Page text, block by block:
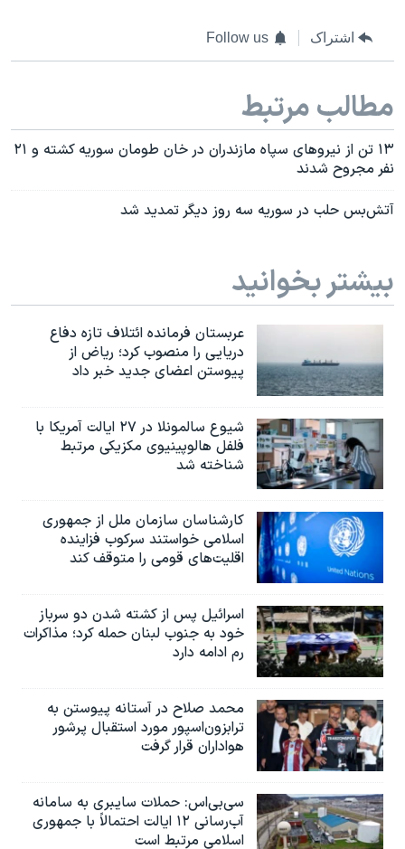
اشتراک Follow us
مطالب مرتبط
۱۳ تن از نیروهای سپاه مازندران در خان طومان سوریه کشته و ۲۱
نفر مجروح شدند
آتش‌بس حلب در سوریه سه روز دیگر تمدید شد
بیشتر بخوانید
عربستان فرمانده ائتلاف تازه دفاع
دریایی را منصوب کرد؛ ریاض از
پیوستن اعضای جدید خبر داد
شیوع سالمونلا در ۲۷ ایالت آمریکا با
فلفل هالوپینیوی مکزیکی مرتبط
شناخته شد
کارشناسان سازمان ملل از جمهوری
اسلامی خواستند سرکوب فزاینده
اقلیت‌های قومی را متوقف کند
اسرائیل پس از کشته شدن دو سرباز
خود به جنوب لبنان حمله کرد؛ مذاکرات
رم ادامه دارد
محمد صلاح در آستانه پیوستن به
ترابزون‌اسپور مورد استقبال پرشور
هواداران قرار گرفت
سی‌بی‌اس: حملات سایبری به سامانه
آب‌رسانی ۱۲ ایالت احتمالاً با جمهوری
اسلامی مرتبط است